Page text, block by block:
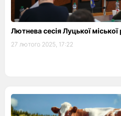
Лютнева сесія Луцької
27 лютого 2025, 17:22